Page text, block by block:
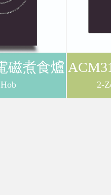
磁煮食爐
2-